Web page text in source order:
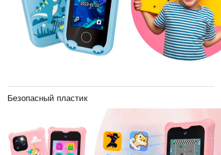
Безопасный пластик